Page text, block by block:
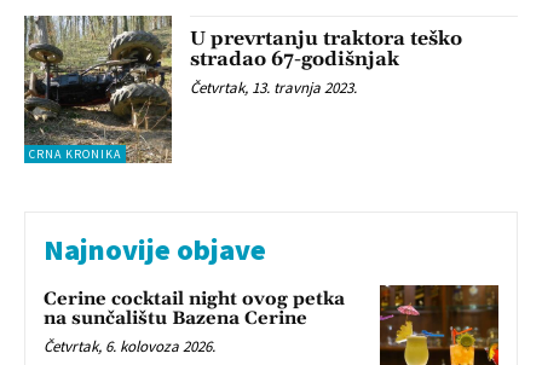
CRNA KRONIKA
U prevrtanju traktora teško
stradao 67-godišnjak
Četvrtak, 13. travnja 2023.
Najnovije objave
Cerine cocktail night ovog petka
na sunčalištu Bazena Cerine
Četvrtak, 6. kolovoza 2026.